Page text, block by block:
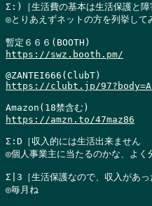
Σ:)［生活費の基本は生活保護と障
◎とりあえずネットの方を列挙して
https://swz.booth.pm/
https://clubt.jp/
https://amzn.to/47maz86
Σ:D［収入的には生活出来ません
◎個人事業主に当たるのかな、よく
Σ|3［生活保護なので、収入があっ
◎毎月ね